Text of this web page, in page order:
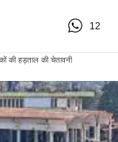
12
की हड़ताल की चेतावनी